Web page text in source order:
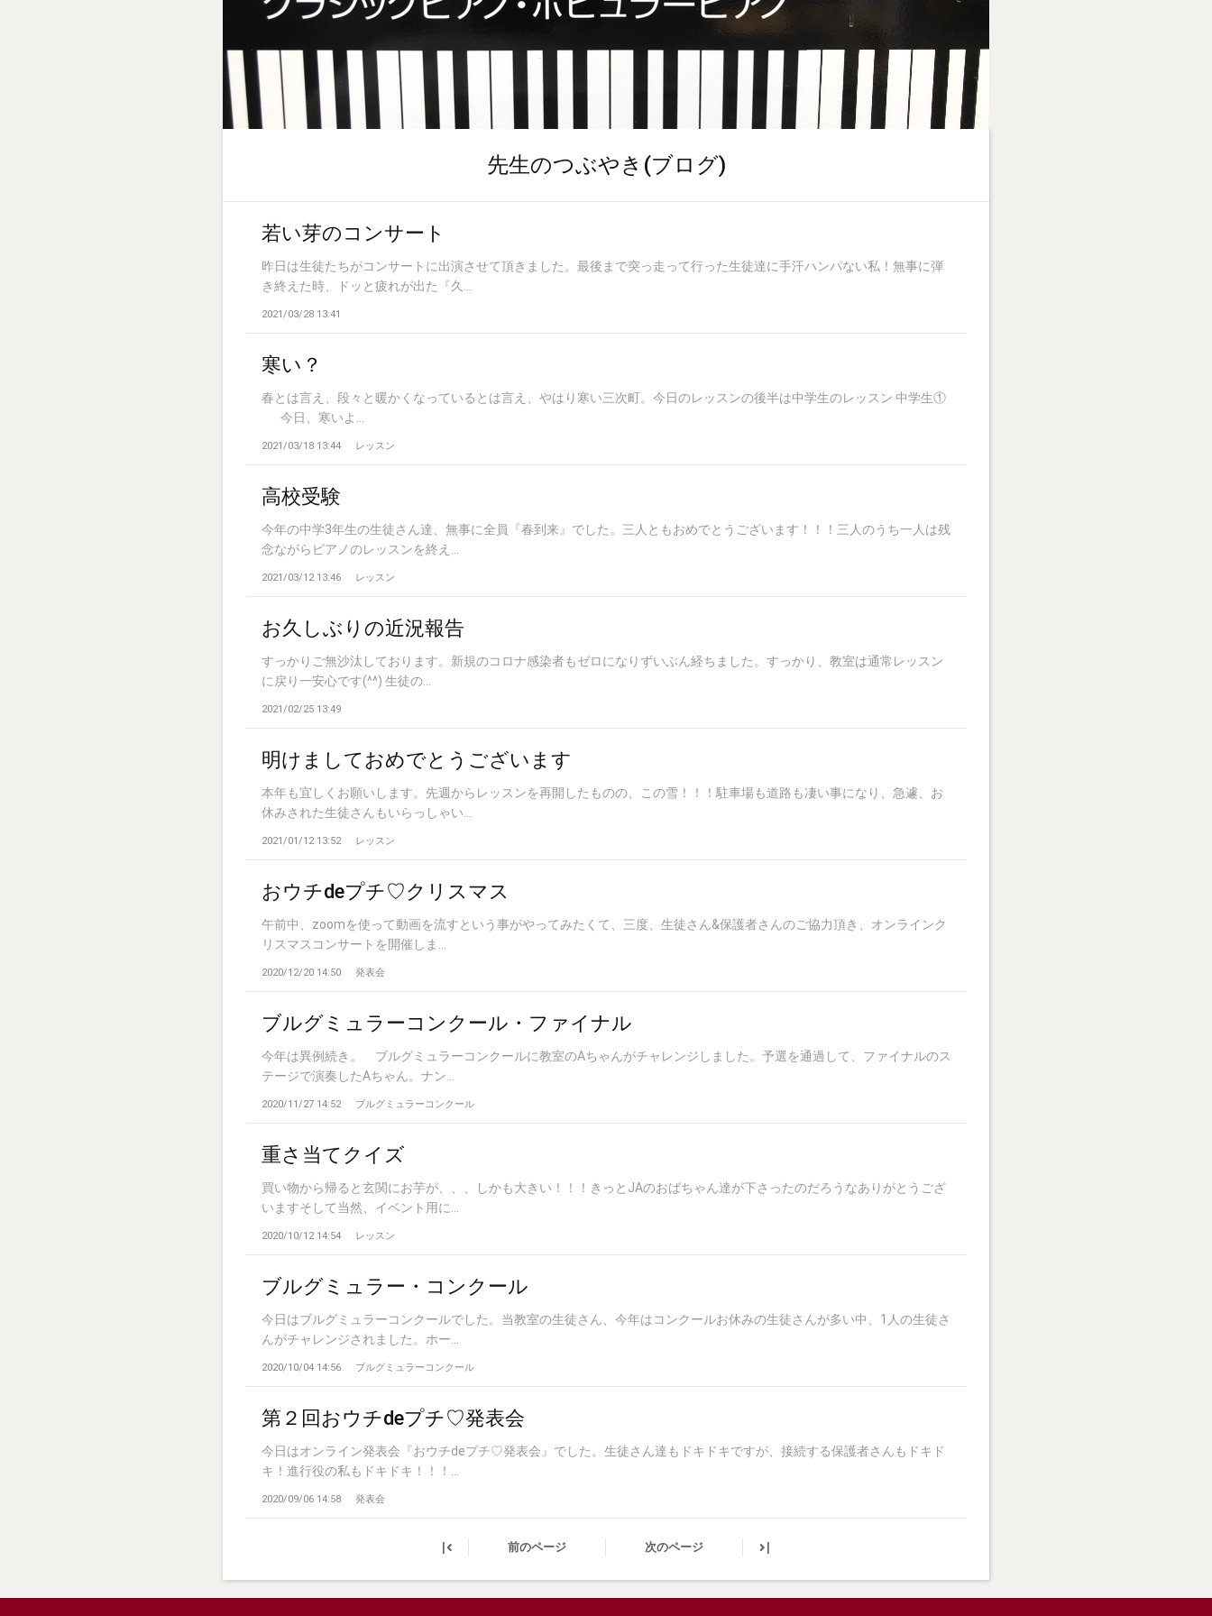
先生のつぶやき(ブログ)
若い芽のコンサート
昨日は生徒たちがコンサートに出演させて頂きました。最後まで突っ走って行った生徒達に手汗ハンパない私！無事に弾
き終えた時、ドッと疲れが出た『久...
2021/03/28 13:41
寒い？
春とは言え、段々と暖かくなっているとは言え、やはり寒い三次町。今日のレッスンの後半は中学生のレッスン 中学生①
今日、寒いよ...
2021/03/18 13:44 レッスン
高校受験
今年の中学3年生の生徒さん達、無事に全員『春到来』でした。三人ともおめでとうございます！！！三人のうち一人は残
念ながらピアノのレッスンを終え...
2021/03/12 13:46 レッスン
お久しぶりの近況報告
すっかりご無沙汰しております。新規のコロナ感染者もゼロになりずいぶん経ちました。すっかり、教室は通常レッスン
に戻り一安心です(^^) 生徒の...
2021/02/25 13:49
明けましておめでとうございます
本年も宜しくお願いします。先週からレッスンを再開したものの、この雪！！！駐車場も道路も凄い事になり、急遽、お
休みされた生徒さんもいらっしゃい...
2021/01/12 13:52 レッスン
おウチdeプチ♡クリスマス
午前中、zoomを使って動画を流すという事がやってみたくて、三度、生徒さん&保護者さんのご協力頂き、オンラインク
リスマスコンサートを開催しま...
2020/12/20 14:50 発表会
ブルグミュラーコンクール・ファイナル
今年は異例続き。 ブルグミュラーコンクールに教室のAちゃんがチャレンジしました。予選を通過して、ファイナルのス
テージで演奏したAちゃん。ナン...
2020/11/27 14:52 ブルグミュラーコンクール
重さ当てクイズ
買い物から帰ると玄関にお芋が、、、しかも大きい！！！きっとJAのおばちゃん達が下さったのだろうなありがとうござ
いますそして当然、イベント用に...
2020/10/12 14:54 レッスン
ブルグミュラー・コンクール
今日はブルグミュラーコンクールでした。当教室の生徒さん、今年はコンクールお休みの生徒さんが多い中、1人の生徒さ
んがチャレンジされました。ホー...
2020/10/04 14:56 ブルグミュラーコンクール
第２回おウチdeプチ♡発表会
今日はオンライン発表会『おウチdeプチ♡発表会』でした。生徒さん達もドキドキですが、接続する保護者さんもドキド
キ！進行役の私もドキドキ！！！...
2020/09/06 14:58 発表会
| 前のページ 次のページ |